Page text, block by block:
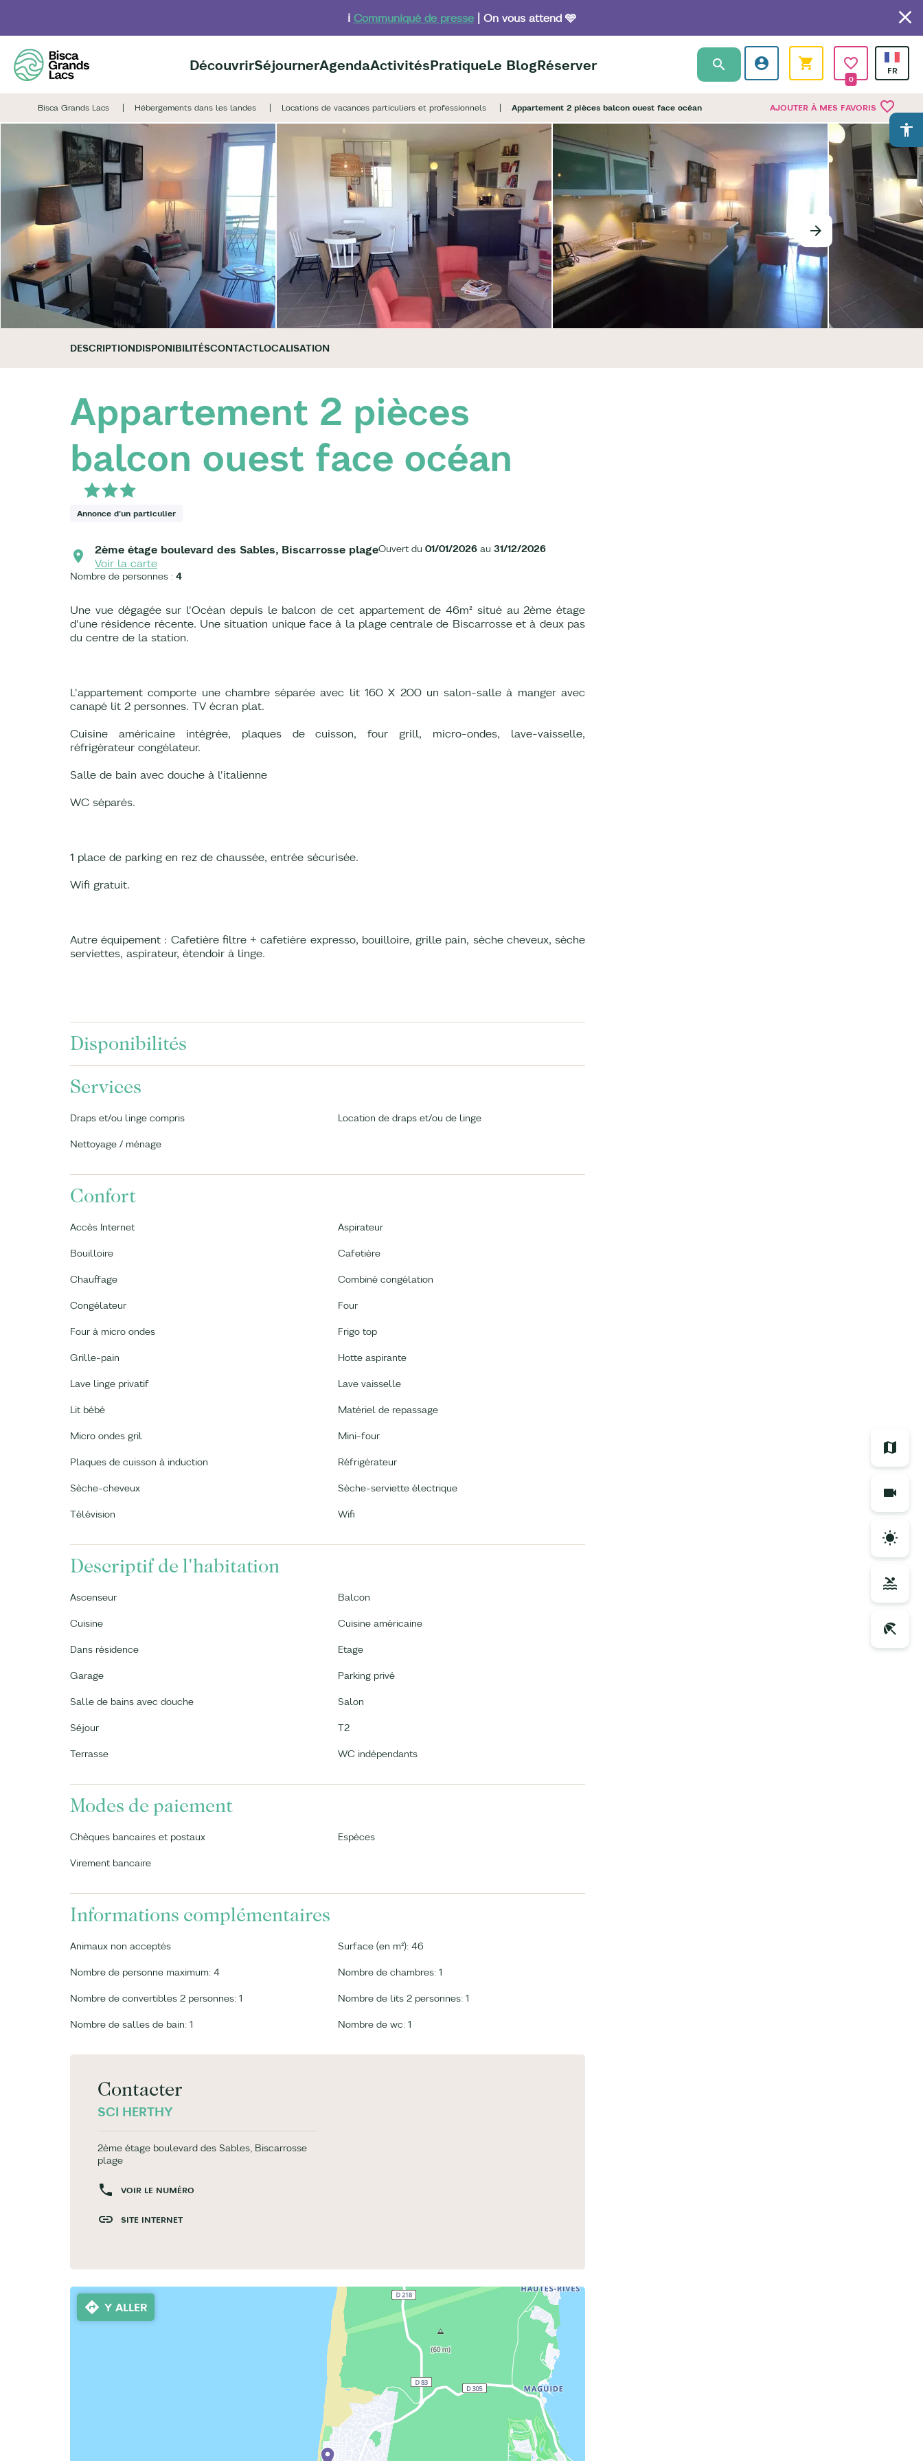
contenu
principal
ℹ️ Communiqué de presse| On vous attend 🩵
DécouvrirSéjournerAgendaActivitésPratiqueLe BlogRéserver
0
AJOUTER À MES FAVORIS favorite_border
Bisca Grands Lacs Hébergements dans les landes Locations de vacances particuliers et professionnels Appartement 2 pièces balcon ouest face océan
accessibility
DESCRIPTIONDISPONIBILITÉSCONTACTLOCALISATION
Appartement 2 pièces
balcon ouest face océan
Annonce d'un particulier
2ème étage boulevard des Sables, Biscarrosse plage
Voir la carte
Ouvert du 01/01/2026 au 31/12/2026
Nombre de personnes : 4
Une vue dégagée sur l'Océan depuis le balcon de cet appartement de 46m² situé au 2ème étage
d'une résidence récente. Une situation unique face à la plage centrale de Biscarrosse et à deux pas
du centre de la station.
L'appartement comporte une chambre séparée avec lit 160 X 200 un salon-salle à manger avec
canapé lit 2 personnes. TV écran plat.
Cuisine américaine intégrée, plaques de cuisson, four grill, micro-ondes, lave-vaisselle,
réfrigérateur congélateur.
Salle de bain avec douche à l'italienne
WC séparés.
1 place de parking en rez de chaussée, entrée sécurisée.
Wifi gratuit.
Autre équipement : Cafetière filtre + cafetière expresso, bouilloire, grille pain, sèche cheveux, sèche
serviettes, aspirateur, étendoir à linge.
Disponibilités
Services
Draps et/ou linge compris Location de draps et/ou de linge
Nettoyage / ménage
Confort
Accès Internet Aspirateur
Bouilloire Cafetière
Chauffage Combiné congélation
Congélateur Four
Four à micro ondes Frigo top
Grille-pain Hotte aspirante
Lave linge privatif Lave vaisselle
Lit bébé Matériel de repassage
Micro ondes gril Mini-four
Plaques de cuisson à induction Réfrigérateur
Sèche-cheveux Sèche-serviette électrique
Télévision Wifi
Descriptif de l'habitation
Ascenseur Balcon
Cuisine Cuisine américaine
Dans résidence Etage
Garage Parking privé
Salle de bains avec douche Salon
Séjour T2
Terrasse WC indépendants
Modes de paiement
Chèques bancaires et postaux Espèces
Virement bancaire
Informations complémentaires
Animaux non acceptés Surface (en m²): 46
Nombre de personne maximum: 4 Nombre de chambres: 1
Nombre de convertibles 2 personnes: 1 Nombre de lits 2 personnes: 1
Nombre de salles de bain: 1 Nombre de wc: 1
Contacter
SCI HERTHY
2ème étage boulevard des Sables, Biscarrosse
plage
VOIR LE NUMÉRO
SITE INTERNET
Y ALLER